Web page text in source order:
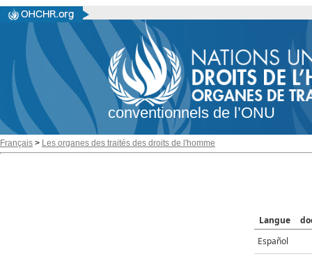
conventionnels de l’ONU
Français > Les organes des traités des droits de l'homme
Langue
Español